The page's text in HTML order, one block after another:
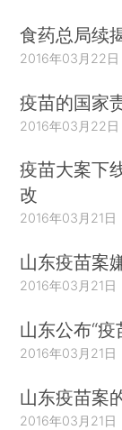
食药总局续
2016年03月22日
疫苗的国家
2016年03月22日
疫苗大案下
改
2016年03月21日
山东疫苗案
2016年03月21日
山东公布“
2016年03月21日
山东疫苗案
2016年03月21日